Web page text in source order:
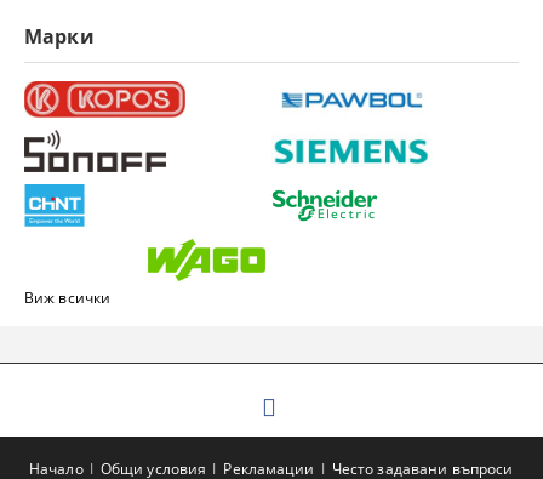
Марки
Виж всички
Начало Общи условия Рекламации Често задавани въпроси